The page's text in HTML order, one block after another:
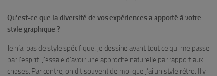
Qu’est-ce que la diversité de vos expériences a apporté à votre
style graphique ?
Je n’ai pas de style spécifique, je dessine avant tout ce qui me passe
par l’esprit. J’essaie d’avoir une approche naturelle par rapport aux
choses. Par contre, on dit souvent de moi que j’ai un style rétro. Il y